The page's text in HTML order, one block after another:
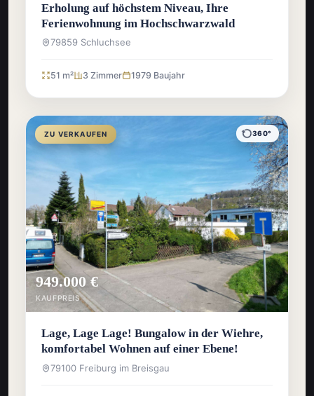
Erholung auf höchstem Niveau, Ihre
Ferienwohnung im Hochschwarzwald
79859 Schluchsee
51 m² 3 Zimmer 1979 Baujahr
ZU VERKAUFEN 360°
949.000 €
KAUFPREIS
Lage, Lage Lage! Bungalow in der Wiehre,
komfortabel Wohnen auf einer Ebene!
79100 Freiburg im Breisgau